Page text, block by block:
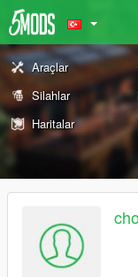
Araçlar
Silahlar
Haritalar